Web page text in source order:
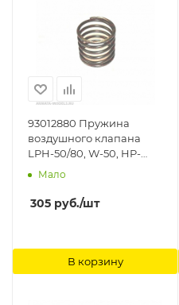
93012880 Пружина
воздушного клапана
LPH-50/80, W-50, HP-
G3/G5/G6, RG-3L Anest
Мало
305 руб./шт
В корзину